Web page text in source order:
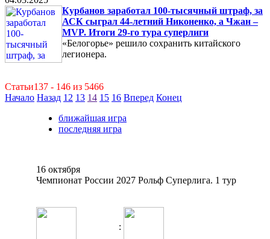
Курбанов заработал 100-тысячный штраф, за
АСК сыграл 44-летний Никоненко, а Чжан –
MVP. Итоги 29-го тура суперлиги
«Белогорье» решило сохранить китайского
легионера.
Статьи137 - 146 из 5466
Начало Назад 12 13 14 15 16 Вперед Конец
ближайшая игра
последняя игра
16 октября
Чемпионат России 2027 Рольф Суперлига. 1 тур
: